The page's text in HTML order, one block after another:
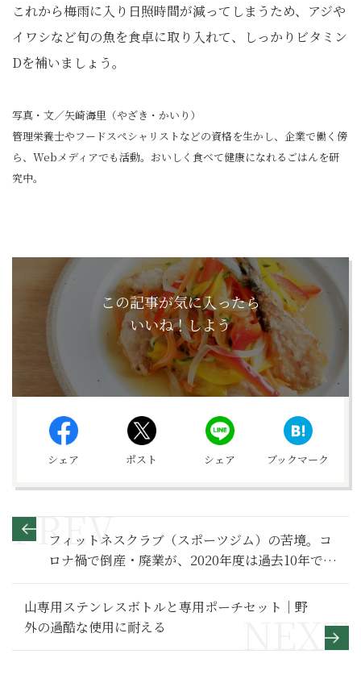
これから梅雨に入り日照時間が減ってしまうため、アジや
イワシなど旬の魚を食卓に取り入れて、しっかりビタミン
Dを補いましょう。
写真・文／矢崎海里（やざき・かいり）
管理栄養士やフードスペシャリストなどの資格を生かし、企業で働く傍
ら、Webメディアでも活動。おいしく食べて健康になれるごはんを研
究中。
この記事が気に入ったら
いいね！しよう
シェア ポスト シェア ブックマーク
フィットネスクラブ（スポーツジム）の苦境。コ
ロナ禍で倒産・廃業が、2020年度は過去10年で最
多に！
山専用ステンレスボトルと専用ポーチセット｜野
外の過酷な使用に耐える